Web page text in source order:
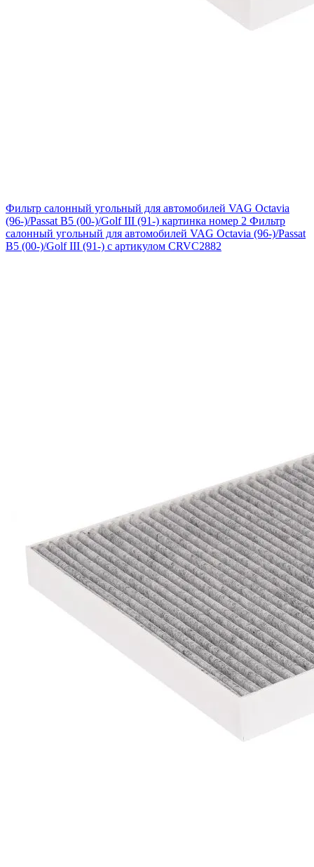
Фильтр салонный угольный для автомобилей VAG Octavia
(96-)/Passat B5 (00-)/Golf III (91-) картинка номер 2 Фильтр
салонный угольный для автомобилей VAG Octavia (96-)/Passat
B5 (00-)/Golf III (91-) с артикулом CRVC2882